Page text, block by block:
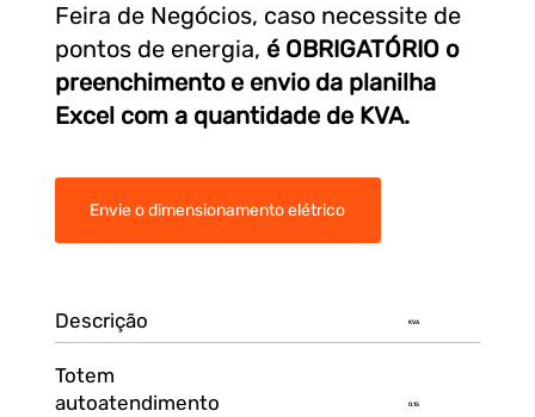
Feira de Negócios, caso necessite de
pontos de energia, é OBRIGATÓRIO o
preenchimento e envio da planilha
Excel com a quantidade de KVA.
Envie o dimensionamento elétrico
Descrição KVA
Totem
autoatendimento
0.15